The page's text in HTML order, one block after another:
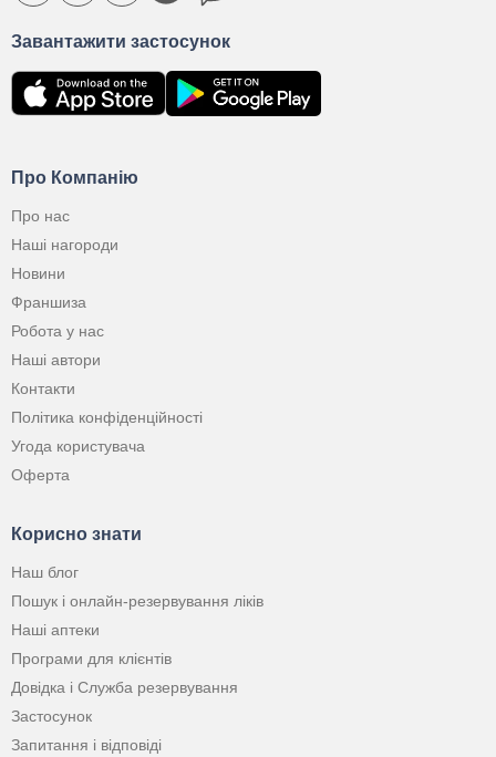
Про Компанію
Про нас
Наші нагороди
Новини
Франшиза
Робота у нас
Наші автори
Контакти
Політика конфіденційності
Угода користувача
Оферта
Корисно знати
Наш блог
Пошук і онлайн-резервування ліків
Наші аптеки
Програми для клієнтів
Довідка і Служба резервування
Застосунок
Запитання і відповіді
Завантажити застосунок